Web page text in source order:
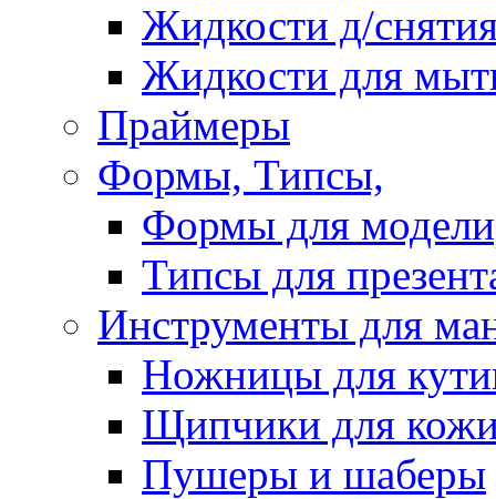
Жидкости д/
Жидкости для
Праймеры
Формы, Типсы,
Формы для
Типсы для
Инструменты для
Ножницы для
Щипчики для
Пушеры и шаберы